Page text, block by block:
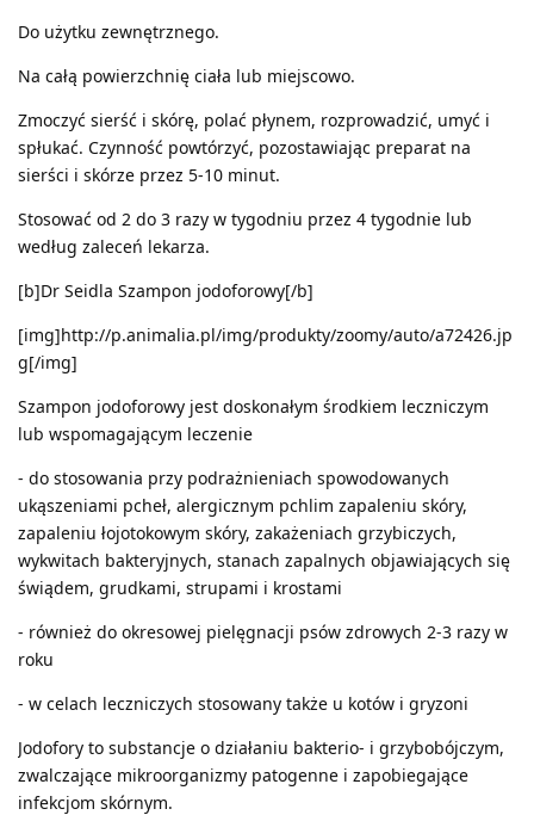
Do użytku zewnętrznego.
Na całą powierzchnię ciała lub miejscowo.
Zmoczyć sierść i skórę, polać płynem, rozprowadzić, umyć i
spłukać. Czynność powtórzyć, pozostawiając preparat na
sierści i skórze przez 5-10 minut.
Stosować od 2 do 3 razy w tygodniu przez 4 tygodnie lub
według zaleceń lekarza.
[b]Dr Seidla Szampon jodoforowy[/b]
[img]http://p.animalia.pl/img/produkty/zoomy/auto/a72426.jp
g[/img]
Szampon jodoforowy jest doskonałym środkiem leczniczym
lub wspomagającym leczenie
- do stosowania przy podrażnieniach spowodowanych
ukąszeniami pcheł, alergicznym pchlim zapaleniu skóry,
zapaleniu łojotokowym skóry, zakażeniach grzybiczych,
wykwitach bakteryjnych, stanach zapalnych objawiających się
świądem, grudkami, strupami i krostami
- również do okresowej pielęgnacji psów zdrowych 2-3 razy w
roku
- w celach leczniczych stosowany także u kotów i gryzoni
Jodofory to substancje o działaniu bakterio- i grzybobójczym,
zwalczające mikroorganizmy patogenne i zapobiegające
infekcjom skórnym.